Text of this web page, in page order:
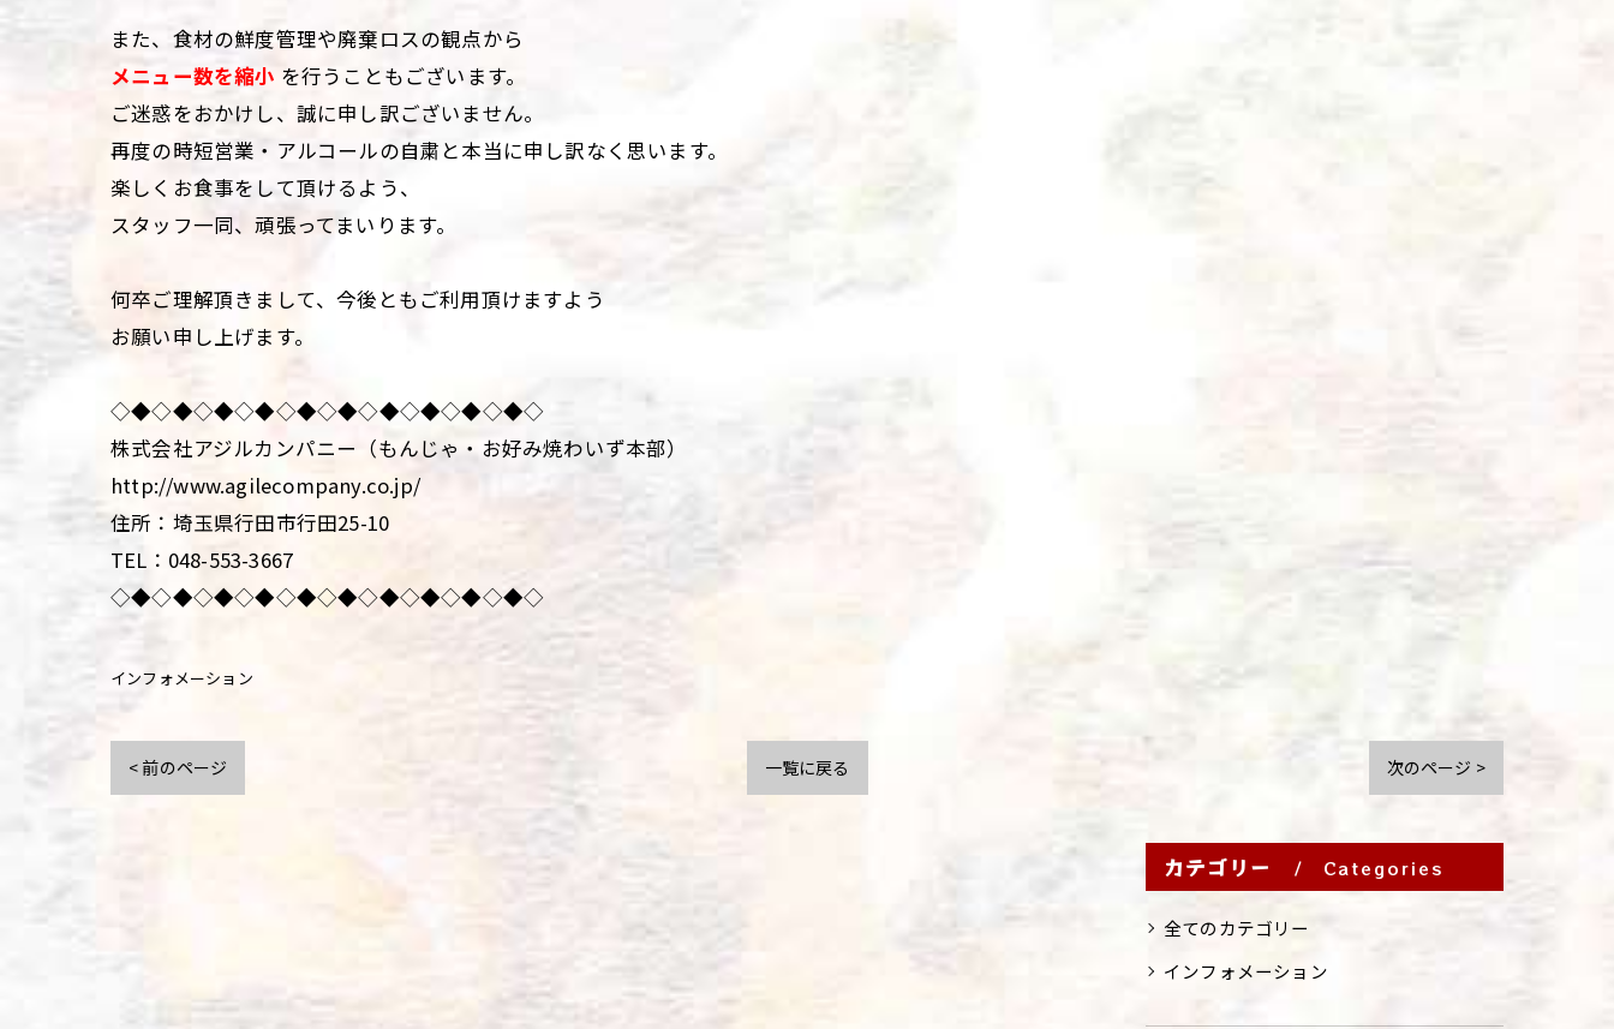
また、食材の鮮度管理や廃棄ロスの観点から
メニュー数を縮小 を行うこともございます。
ご迷惑をおかけし、誠に申し訳ございません。
再度の時短営業・アルコールの自粛と本当に申し訳なく思います。
楽しくお食事をして頂けるよう、
スタッフ一同、頑張ってまいります。
何卒ご理解頂きまして、今後ともご利用頂けますよう
お願い申し上げます。
◇◆◇◆◇◆◇◆◇◆◇◆◇◆◇◆◇◆◇◆◇
株式会社アジルカンパニー（もんじゃ・お好み焼わいず本部）
http://www.agilecompany.co.jp/
住所：埼玉県行田市行田25-10
TEL：048-553-3667
◇◆◇◆◇◆◇◆◇◆◇◆◇◆◇◆◇◆◇◆◇
インフォメーション
< 前のページ 一覧に戻る 次のページ >
カテゴリー Categories
全てのカテゴリー
インフォメーション